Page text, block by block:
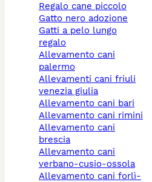
regalo cane piccolo
gatto nero adozione
gatti a pelo lungo
regalo
allevamento cani
palermo
allevamenti cani friuli
venezia giulia
allevamento cani bari
allevamento cani rimini
allevamento cani
brescia
allevamento cani
verbano-cusio-ossola
allevamento cani forlì-